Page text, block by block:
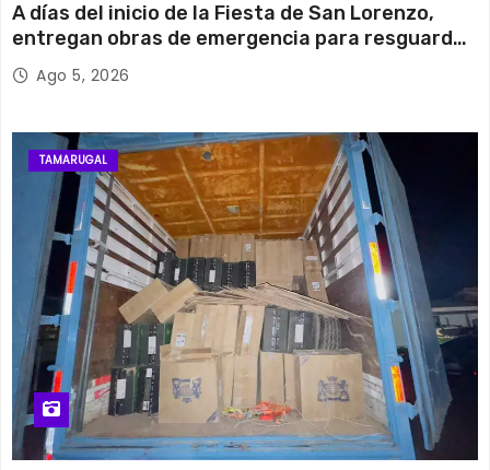
A días del inicio de la Fiesta de San Lorenzo,
entregan obras de emergencia para resguardar
su histórico campanario
Ago 5, 2026
TAMARUGAL